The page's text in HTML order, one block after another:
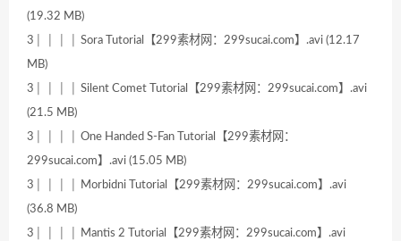
(19.32 MB)
3│ │ │ │ Sora Tutorial【299素材网：299sucai.com】.avi (12.17
MB)
3│ │ │ │ Silent Comet Tutorial【299素材网：299sucai.com】.avi
(21.5 MB)
3│ │ │ │ One Handed S-Fan Tutorial【299素材网：
299sucai.com】.avi (15.05 MB)
3│ │ │ │ Morbidni Tutorial【299素材网：299sucai.com】.avi
(36.8 MB)
3│ │ │ │ Mantis 2 Tutorial【299素材网：299sucai.com】.avi